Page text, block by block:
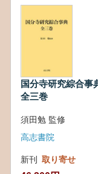
国分寺研究綜合事
全三巻
須田勉 監修
高志書院
新刊 取り寄せ